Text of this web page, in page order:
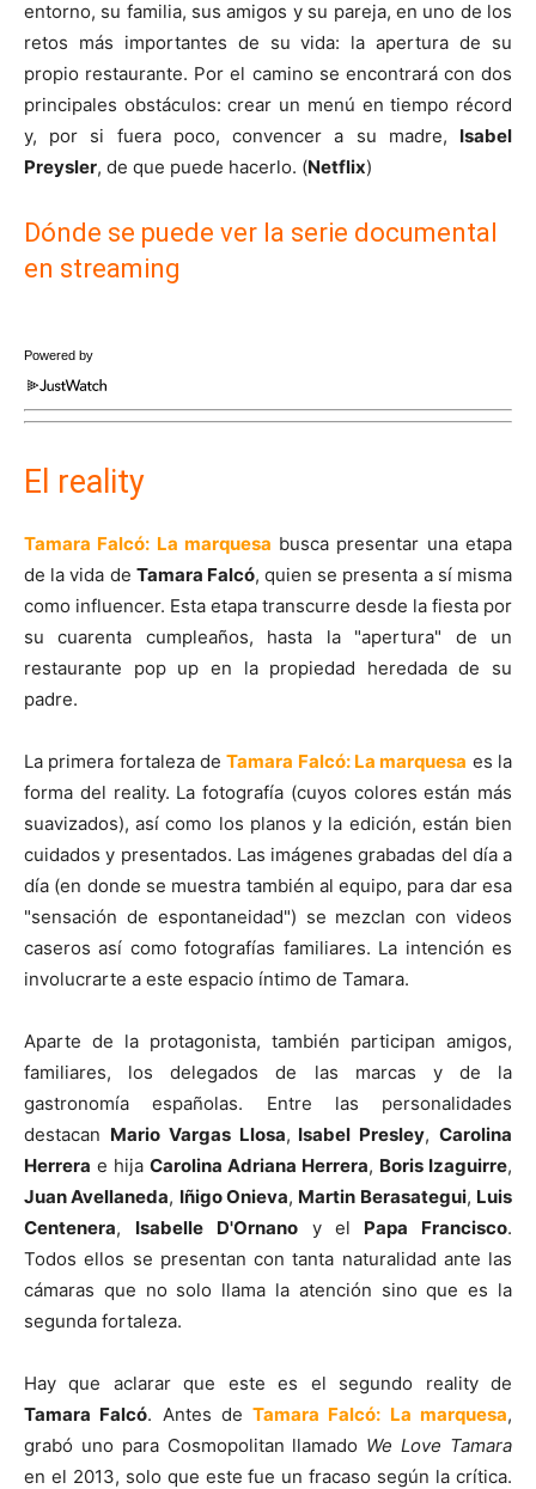
entorno, su familia, sus amigos y su pareja, en uno de los
retos más importantes de su vida: la apertura de su
propio restaurante. Por el camino se encontrará con dos
principales obstáculos: crear un menú en tiempo récord
y, por si fuera poco, convencer a su madre, Isabel
Preysler, de que puede hacerlo. (Netflix)
Dónde se puede ver la serie documental
en streaming
Powered by
El reality
Tamara Falcó: La marquesa busca presentar una etapa
de la vida de Tamara Falcó, quien se presenta a sí misma
como influencer. Esta etapa transcurre desde la fiesta por
su cuarenta cumpleaños, hasta la "apertura" de un
restaurante pop up en la propiedad heredada de su
padre.
La primera fortaleza deTamara Falcó: La marquesa es la
forma del reality. La fotografía (cuyos colores están más
suavizados), así como los planos y la edición, están bien
cuidados y presentados. Las imágenes grabadas del día a
día (en donde se muestra también al equipo, para dar esa
"sensación de espontaneidad") se mezclan con videos
caseros así como fotografías familiares. La intención es
involucrarte a este espacio íntimo de Tamara.
Aparte de la protagonista, también participan amigos,
familiares, los delegados de las marcas y de la
gastronomía españolas. Entre las personalidades
destacan Mario Vargas Llosa, Isabel Presley,Carolina
Herrera e hija Carolina Adriana Herrera, Boris Izaguirre,
Juan Avellaneda, Iñigo Onieva, Martin Berasategui, Luis
Centenera, Isabelle D'Ornanoy el Papa Francisco.
Todos ellos se presentan con tanta naturalidad ante las
cámaras que no solo llama la atención sino que es la
segunda fortaleza.
Hay que aclarar que este es el segundo reality de
Tamara Falcó. Antes deTamara Falcó: La marquesa,
grabó uno para Cosmopolitan llamado We Love Tamara
en el 2013, solo que este fue un fracaso según la crítica.